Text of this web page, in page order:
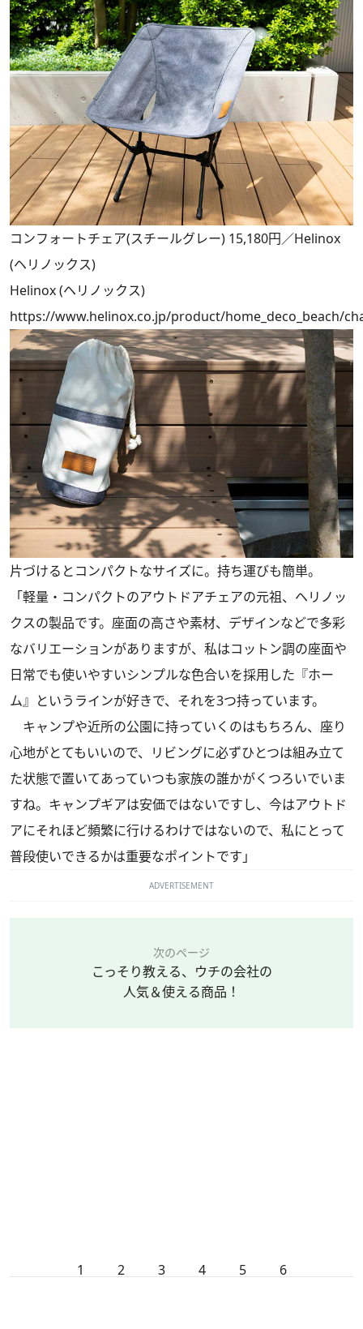
コンフォートチェア(スチールグレー) 15,180円／Helinox
(ヘリノックス)
Helinox (ヘリノックス)
https://www.helinox.co.jp/product/home_deco_beach/
片づけるとコンパクトなサイズに。持ち運びも簡単。
「軽量・コンパクトのアウトドアチェアの元祖、ヘリノッ
クスの製品です。座面の高さや素材、デザインなどで多彩
なバリエーションがありますが、私はコットン調の座面や
日常でも使いやすいシンプルな色合いを採用した『ホー
ム』というラインが好きで、それを3つ持っています。
キャンプや近所の公園に持っていくのはもちろん、座り
心地がとてもいいので、リビングに必ずひとつは組み立て
た状態で置いてあっていつも家族の誰かがくつろいでいま
すね。キャンプギアは安価ではないですし、今はアウトド
アにそれほど頻繁に行けるわけではないので、私にとって
普段使いできるかは重要なポイントです」
ADVERTISEMENT
次のページ
こっそり教える、ウチの会社の
人気＆使える商品！
1 2 3 4 5 6